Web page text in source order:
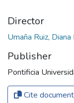
Director
Umaña Ruiz, Diana
Publisher
Pontificia
Cite document